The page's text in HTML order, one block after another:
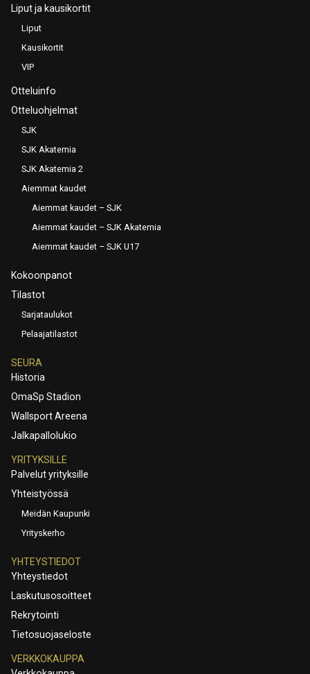
Liput ja kausikortit
Liput
Kausikortit
VIP
Otteluinfo
Otteluohjelmat
SJK
SJK Akatemia
SJK Akatemia 2
Aiemmat kaudet
Aiemmat kaudet – SJK
Aiemmat kaudet – SJK Akatemia
Aiemmat kaudet – SJK U17
Kokoonpanot
Tilastot
Sarjataulukot
Pelaajatilastot
SEURA
Historia
OmaSp Stadion
Wallsport Areena
Jalkapallolukio
YRITYKSILLE
Palvelut yrityksille
Yhteistyössä
Meidän Kaupunki
Yrityskerho
YHTEYSTIEDOT
Yhteystiedot
Laskutusosoitteet
Rekrytointi
Tietosuojaseloste
VERKKOKAUPPA